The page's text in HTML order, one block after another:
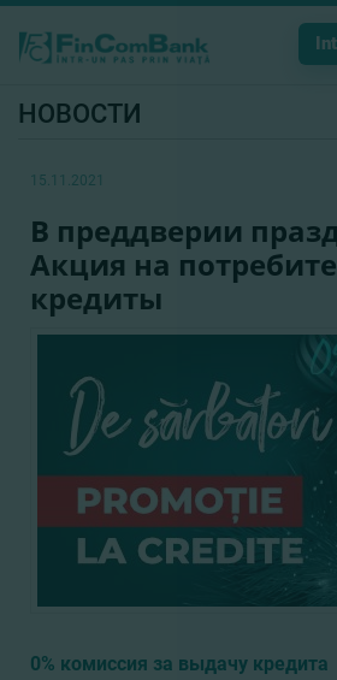
НОВОСТИ
15.11.2021
В преддверии
Акция на
кредиты
0% комиссия за выдачу кредита